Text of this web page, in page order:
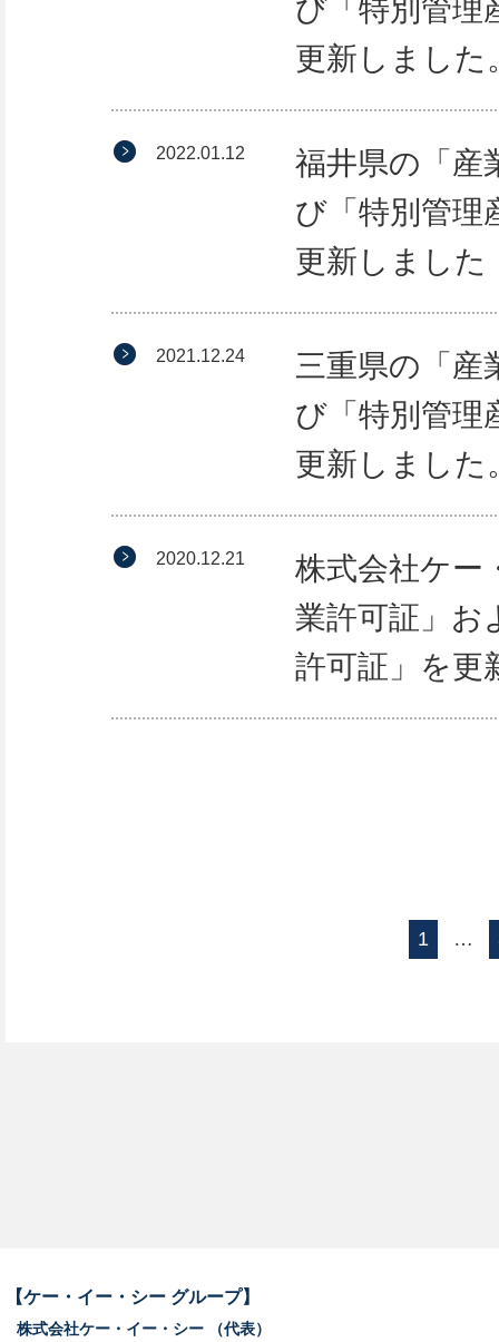
び「特別管理
更新しました
2022.01.12
福井県の「産
び「特別管理
更新しました
2021.12.24
三重県の「産
び「特別管理
更新しました
2020.12.21
株式会社ケー
業許可証」お
許可証」を更
1 …
【ケー・イー・シー グループ】
株式会社ケー・イー・シー （代表）